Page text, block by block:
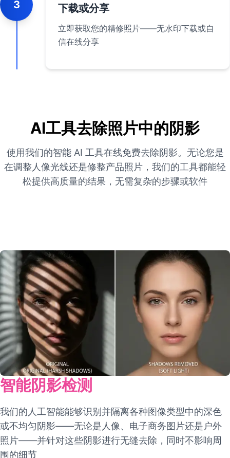
3 下载或分享
立即获取您的精修照片——无水印下载或自
信在线分享
AI工具去除照片中的阴影
使用我们的智能 AI 工具在线免费去除阴影。无论您是
在调整人像光线还是修整产品照片，我们的工具都能轻
松提供高质量的结果，无需复杂的步骤或软件
智能阴影检测
我们的人工智能能够识别并隔离各种图像类型中的深色
或不均匀阴影——无论是人像、电子商务图片还是户外
照片——并针对这些阴影进行无缝去除，同时不影响周
围的细节